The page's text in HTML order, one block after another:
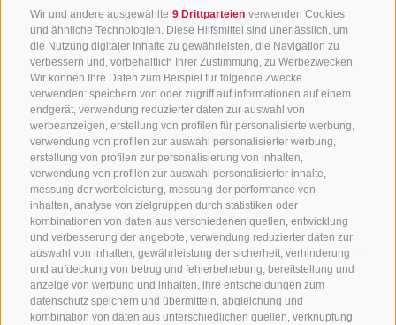
Wir und andere ausgewählte 9 Drittparteien verwenden Cookies
und ähnliche Technologien. Diese Hilfsmittel sind unerlässlich, um
die Nutzung digitaler Inhalte zu gewährleisten, die Navigation zu
verbessern und, vorbehaltlich Ihrer Zustimmung, zu Werbezwecken.
Wir können Ihre Daten zum Beispiel für folgende Zwecke
verwenden: speichern von oder zugriff auf informationen auf einem
endgerät, verwendung reduzierter daten zur auswahl von
werbeanzeigen, erstellung von profilen für personalisierte werbung,
verwendung von profilen zur auswahl personalisierter werbung,
erstellung von profilen zur personalisierung von inhalten,
verwendung von profilen zur auswahl personalisierter inhalte,
messung der werbeleistung, messung der performance von
inhalten, analyse von zielgruppen durch statistiken oder
kombinationen von daten aus verschiedenen quellen, entwicklung
und verbesserung der angebote, verwendung reduzierter daten zur
auswahl von inhalten, gewährleistung der sicherheit, verhinderung
und aufdeckung von betrug und fehlerbehebung, bereitstellung und
anzeige von werbung und inhalten, ihre entscheidungen zum
datenschutz speichern und übermitteln, abgleichung und
kombination von daten aus unterschiedlichen quellen, verknüpfung
KONTAKTIERE UNS
+39 0472 765325/+39 0472 760608/+39 0472
632372
info@sterzing-ratschings.it